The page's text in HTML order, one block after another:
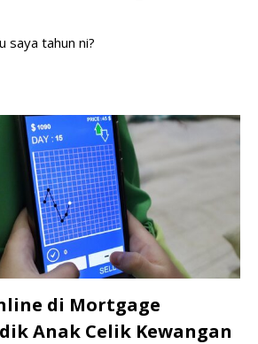
saya tahun ni?
di Mortgage
Anak Celik Kewangan